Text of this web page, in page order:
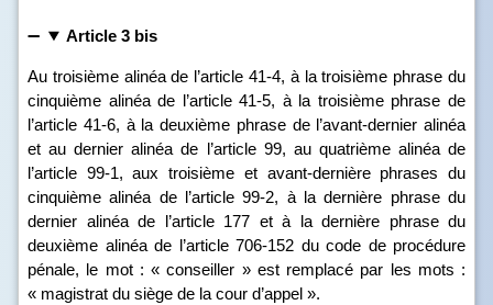
Article 3 bis
Au troisième alinéa de l’article 41‑4, à la troisième phrase du
cinquième alinéa de l’article 41‑5, à la troisième phrase de
l’article 41‑6, à la deuxième phrase de l’avant‑dernier alinéa
et au dernier alinéa de l’article 99, au quatrième alinéa de
l’article 99‑1, aux troisième et avant‑dernière phrases du
cinquième alinéa de l’article 99‑2, à la dernière phrase du
dernier alinéa de l’article 177 et à la dernière phrase du
deuxième alinéa de l’article 706‑152 du code de procédure
pénale, le mot : « conseiller » est remplacé par les mots :
« magistrat du siège de la cour d’appel ».